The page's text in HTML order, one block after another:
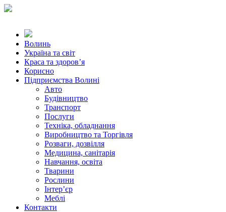
Волинь
Україна та світ
Краса та здоров’я
Корисно
Підприємства Волині
Авто
Будівництво
Транспорт
Послуги
Техніка, обладнання
Виробництво та Торгівля
Розваги, дозвілля
Медицина, санітарія
Навчання, освіта
Тварини
Рослини
Інтер’єр
Меблі
Контакти